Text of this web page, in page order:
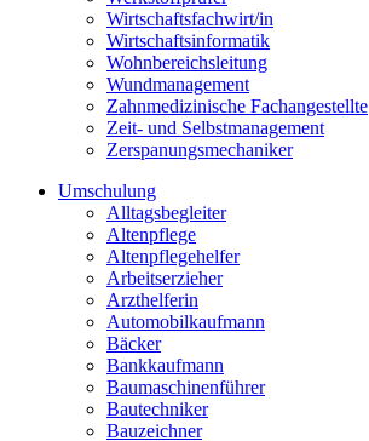
Wirtschaftsfachwirt/in
Wirtschaftsinformatik
Wohnbereichsleitung
Wundmanagement
Zahnmedizinische Fachangestellte
Zeit- und Selbstmanagement
Zerspanungsmechaniker
Umschulung
Alltagsbegleiter
Altenpflege
Altenpflegehelfer
Arbeitserzieher
Arzthelferin
Automobilkaufmann
Bäcker
Bankkaufmann
Baumaschinenführer
Bautechniker
Bauzeichner